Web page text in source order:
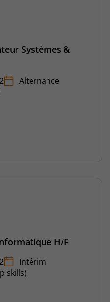
Systèmes &
Alternance
H/F
Intérim
skills)